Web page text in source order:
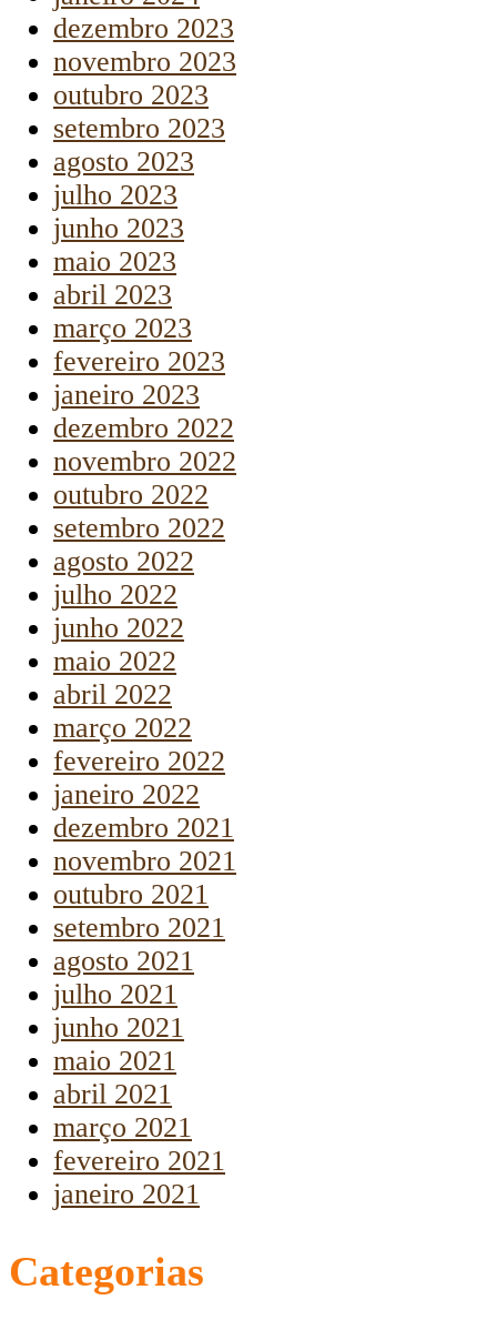
dezembro 2023
novembro 2023
outubro 2023
setembro 2023
agosto 2023
julho 2023
junho 2023
maio 2023
abril 2023
março 2023
fevereiro 2023
janeiro 2023
dezembro 2022
novembro 2022
outubro 2022
setembro 2022
agosto 2022
julho 2022
junho 2022
maio 2022
abril 2022
março 2022
fevereiro 2022
janeiro 2022
dezembro 2021
novembro 2021
outubro 2021
setembro 2021
agosto 2021
julho 2021
junho 2021
maio 2021
abril 2021
março 2021
fevereiro 2021
janeiro 2021
Categorias